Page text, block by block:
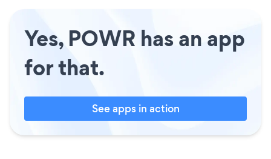
Yes, POWR has an app
for that.
See apps in action